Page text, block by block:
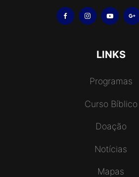
LINKS
Programas
Curso Bíblico
Doação
Notícias
Mapas